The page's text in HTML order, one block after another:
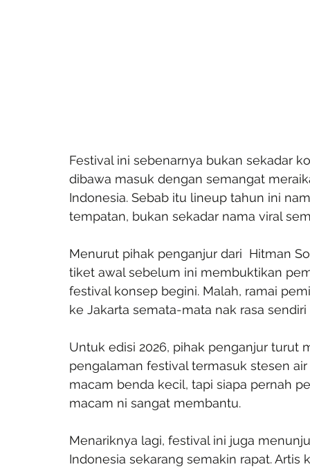
Festival ini sebenarnya bukan sekadar
dibawa masuk dengan semangat
Indonesia. Sebab itu lineup tahun ini
tempatan, bukan sekadar nama viral
Menurut pihak penganjur dari  Hitman
tiket awal sebelum ini membuktikan
festival konsep begini. Malah, ramai
ke Jakarta semata-mata nak rasa
Untuk edisi 2026, pihak penganjur turut
pengalaman festival termasuk stesen
macam benda kecil, tapi siapa pernah
macam ni sangat membantu.
Menariknya lagi, festival ini juga
Indonesia sekarang semakin rapat.